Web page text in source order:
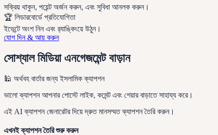
সক্রিয় থাকুন, পয়েন্ট অর্জন করুন, এবং সুবিধা আনলক করুন।
🏆 লিডারবোর্ডে প্রতিযোগিতা
ইভেন্টে অংশ নিন এবং র‌্যাঙ্কিংয়ে উঠুন।
যোগ দিন & আয় করুন
সোশ্যাল মিডিয়া এনগেজমেন্ট বাড়ান
🕌 অর্থবহ বার্তার জন্য ইসলামিক ক্যাপশন
ভালো ক্যাপশন আপনার পোস্টে লাইক, কমেন্ট এবং শেয়ার বাড়াতে সাহায্য করে।
এই AI ক্যাপশন জেনারেটর দিয়ে দ্রুত মানসম্মত ক্যাপশন তৈরি করুন।
এখনই ক্যাপশন তৈরি শুরু করুন